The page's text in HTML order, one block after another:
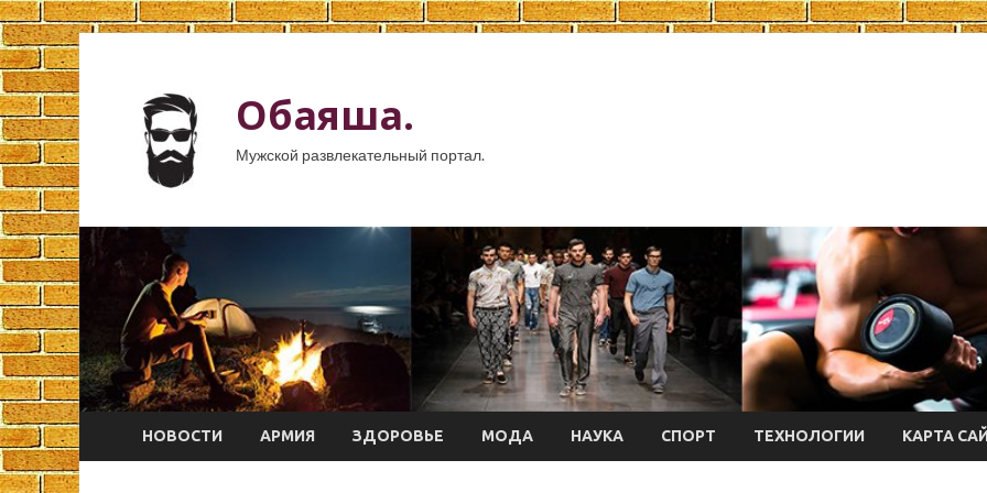
Обаяша.
Мужской развлекательный портал.
НОВОСТИ АРМИЯ ЗДОРОВЬЕ МОДА НАУКА СПОРТ ТЕХНОЛОГИИ КАРТА